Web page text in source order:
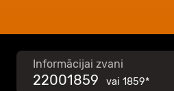
Informācijai zvani
22001859 vai 1859*